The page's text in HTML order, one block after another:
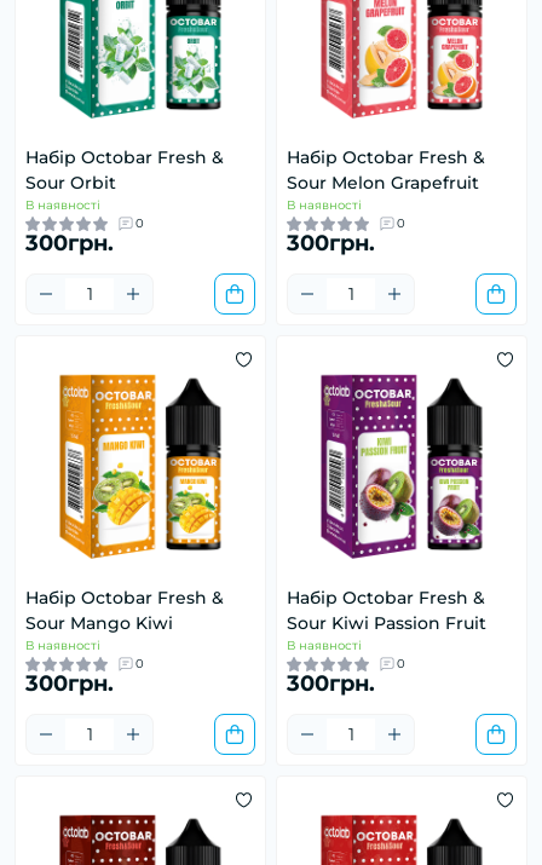
Набір Octobar Fresh &
Sour Orbit
В наявності
0
300грн.
Набір Octobar Fresh &
Sour Melon Grapefruit
В наявності
0
300грн.
Набір Octobar Fresh &
Sour Mango Kiwi
В наявності
0
300грн.
Набір Octobar Fresh &
Sour Kiwi Passion Fruit
В наявності
0
300грн.